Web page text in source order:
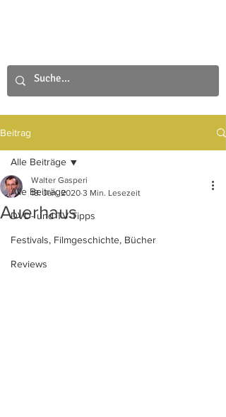
Beitrag
Alle Beiträge
DVD- und TV-Tipps
Festivals, Filmgeschichte, Bücher
Reviews
Alle Beiträge
Auerhaus
Walter Gasperi
18. Jan. 2020 3 Min. Lesezeit